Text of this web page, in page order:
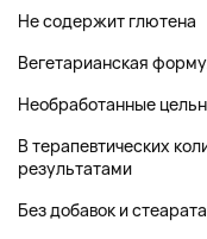
Не содержит глютена
Вегетарианская
Необработанные
В терапевтических
результатами
Без добавок и